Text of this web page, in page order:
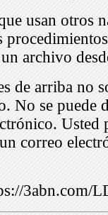
usan otros
archivo
de arriba no
No se puede
Usted
correo
3abn.com/